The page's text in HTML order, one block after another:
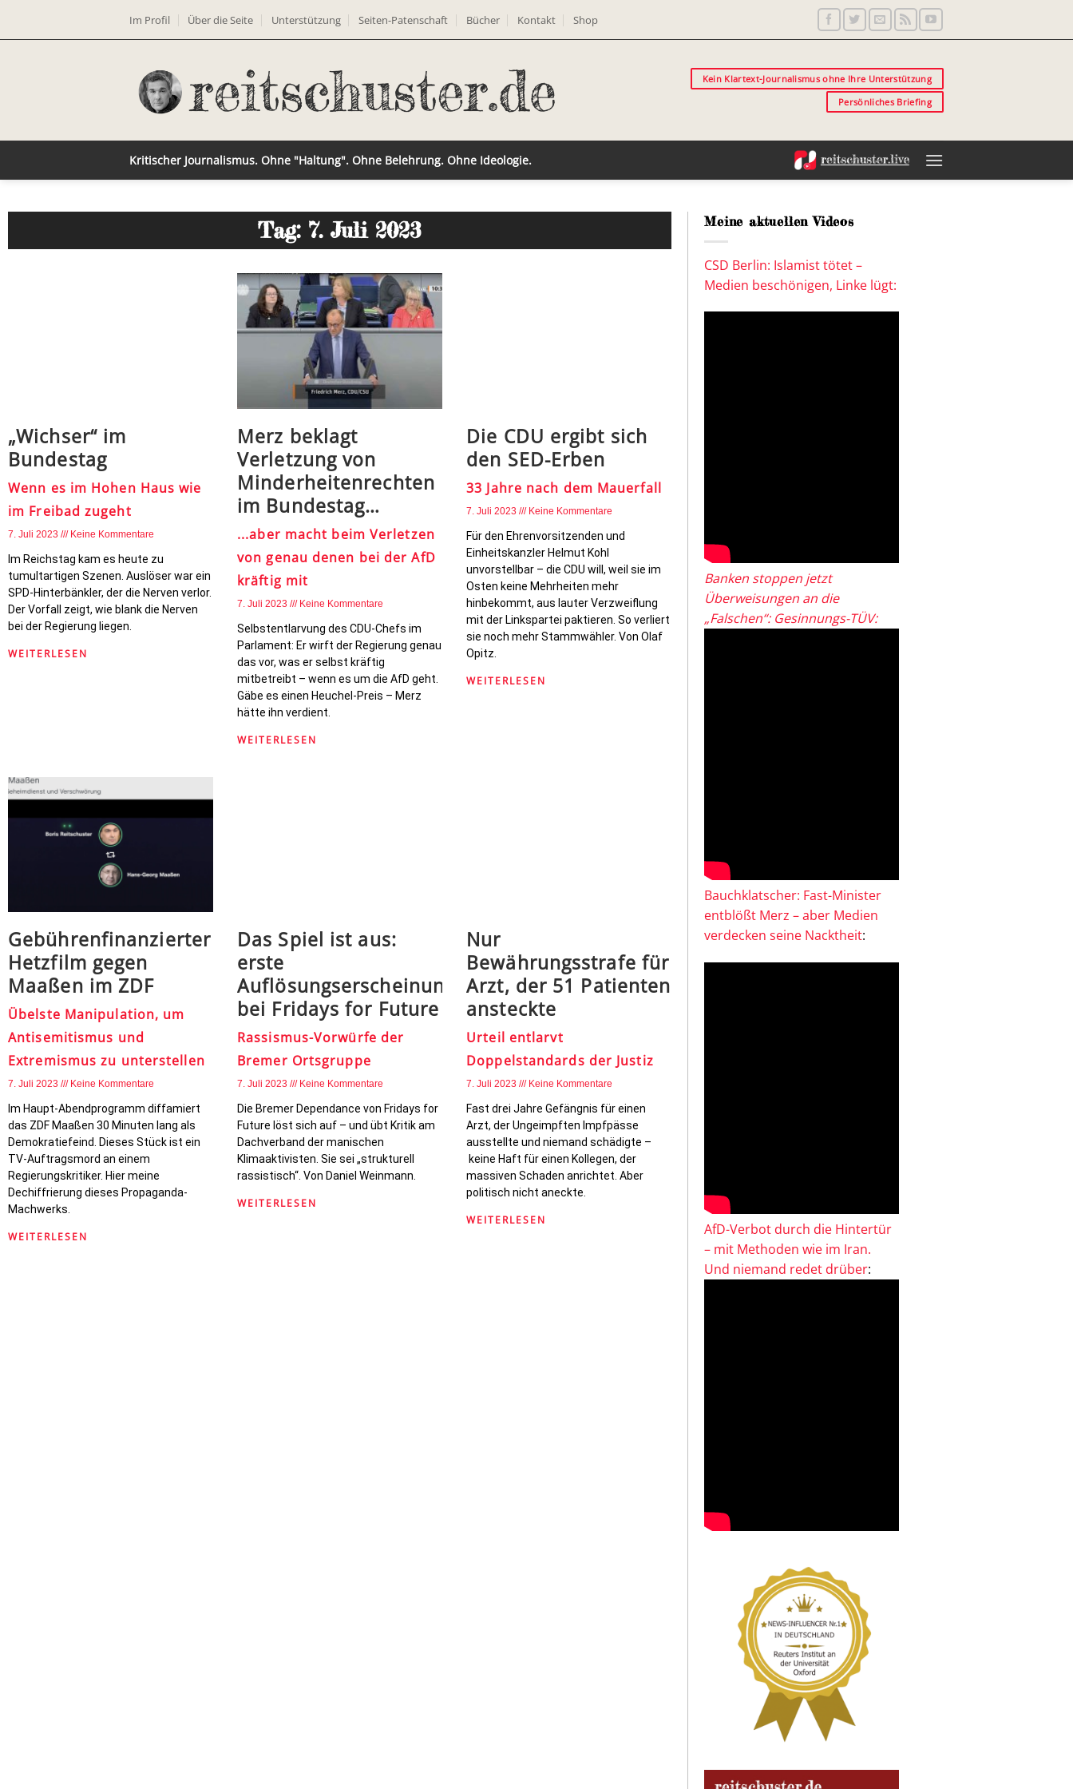
Im Profil Über die Seite Unterstützung Seiten-Patenschaft Bücher Kontakt Shop
Kein Klartext-Journalismus ohne Ihre Unterstützung
Persönliches Briefing
Kritischer Journalismus. Ohne "Haltung". Ohne Belehrung. Ohne Ideologie.
Tag: 7. Juli 2023
„Wichser“ im
Bundestag
Wenn es im Hohen Haus wie
im Freibad zugeht
7. Juli 2023 Keine Kommentare
Im Reichstag kam es heute zu
tumultartigen Szenen. Auslöser war ein
SPD-Hinterbänkler, der die Nerven verlor.
Der Vorfall zeigt, wie blank die Nerven
bei der Regierung liegen.
WEITERLESEN
Merz beklagt
Verletzung von
Minderheitenrechten
im Bundestag…
...aber macht beim Verletzen
von genau denen bei der AfD
kräftig mit
7. Juli 2023 Keine Kommentare
Selbstentlarvung des CDU-Chefs im
Parlament: Er wirft der Regierung genau
das vor, was er selbst kräftig
mitbetreibt – wenn es um die AfD geht.
Gäbe es einen Heuchel-Preis – Merz
hätte ihn verdient.
WEITERLESEN
Die CDU ergibt sich
den SED-Erben
33 Jahre nach dem Mauerfall
7. Juli 2023 Keine Kommentare
Für den Ehrenvorsitzenden und
Einheitskanzler Helmut Kohl
unvorstellbar – die CDU will, weil sie im
Osten keine Mehrheiten mehr
hinbekommt, aus lauter Verzweiflung
mit der Linkspartei paktieren. So verliert
sie noch mehr Stammwähler. Von Olaf
Opitz.
WEITERLESEN
Gebührenfinanzierter
Hetzfilm gegen
Maaßen im ZDF
Übelste Manipulation, um
Antisemitismus und
Extremismus zu unterstellen
7. Juli 2023 Keine Kommentare
Im Haupt-Abendprogramm diffamiert
das ZDF Maaßen 30 Minuten lang als
Demokratiefeind. Dieses Stück ist ein
TV-Auftragsmord an einem
Regierungskritiker. Hier meine
Dechiffrierung dieses Propaganda-
Machwerks.
WEITERLESEN
Das Spiel ist aus:
erste
Auflösungserscheinungen
bei Fridays for Future
Rassismus-Vorwürfe der
Bremer Ortsgruppe
7. Juli 2023 Keine Kommentare
Die Bremer Dependance von Fridays for
Future löst sich auf – und übt Kritik am
Dachverband der manischen
Klimaaktivisten. Sie sei „strukturell
rassistisch“. Von Daniel Weinmann.
WEITERLESEN
Nur
Bewährungsstrafe für
Arzt, der 51 Patienten
ansteckte
Urteil entlarvt
Doppelstandards der Justiz
7. Juli 2023 Keine Kommentare
Fast drei Jahre Gefängnis für einen
Arzt, der Ungeimpften Impfpässe
ausstellte und niemand schädigte –
keine Haft für einen Kollegen, der
massiven Schaden anrichtet. Aber
politisch nicht aneckte.
WEITERLESEN
Meine aktuellen Videos
CSD Berlin: Islamist tötet –
Medien beschönigen, Linke lügt:
Banken stoppen jetzt
Überweisungen an die
„Falschen“: Gesinnungs-TÜV:
Bauchklatscher: Fast-Minister
entblößt Merz – aber Medien
verdecken seine Nacktheit:
AfD-Verbot durch die Hintertür
– mit Methoden wie im Iran.
Und niemand redet drüber: